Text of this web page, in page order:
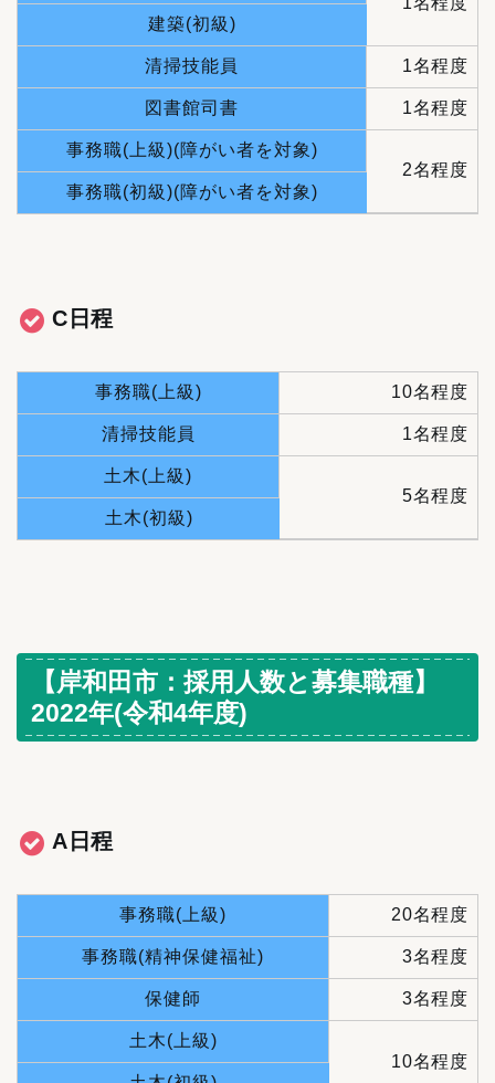
建築(初級)
清掃技能員 1名程度
図書館司書 1名程度
事務職(上級)(障がい者を対象)
2名程度
事務職(初級)(障がい者を対象)
C日程
事務職(上級) 10名程度
清掃技能員 1名程度
土木(上級)
5名程度
土木(初級)
【岸和田市：採用人数と募集職種】
2022年(令和4年度)
A日程
事務職(上級) 20名程度
事務職(精神保健福祉) 3名程度
保健師 3名程度
土木(上級)
10名程度